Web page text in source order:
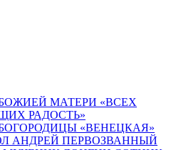
МАТЕРИ «ВСЕХ
РАДОСТЬ»
«ВЕНЕЦКАЯ»
АНДРЕЙ ПЕРВОЗВАННЫЙ